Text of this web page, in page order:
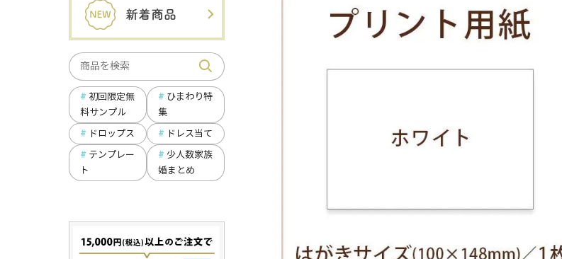
初回限定無
料サンプル
ひまわり特
集
ドロップス
ドレス当て
テンプレー
ト
少人数家族
婚まとめ